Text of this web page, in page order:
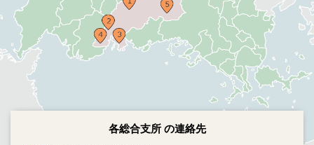
各総合支所 の連絡先